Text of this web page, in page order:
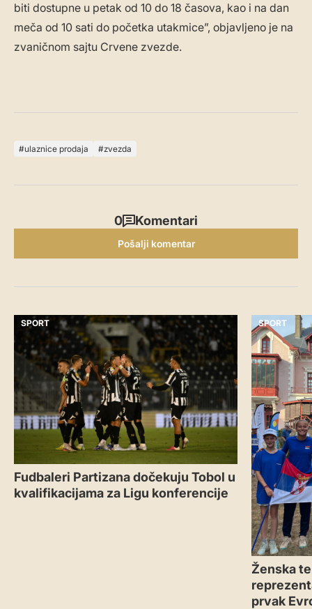
biti dostupne u petak od 10 do 18 časova, kao i na dan
meča od 10 sati do početka utakmice”, objavljeno je na
zvaničnom sajtu Crvene zvezde.
ulaznice prodaja zvezda
0 Komentari
Pošalji komentar
SPORT
Fudbaleri Partizana dočekuju Tobol u
kvalifikacijama za Ligu konferencije
SPORT
Ženska
prvak